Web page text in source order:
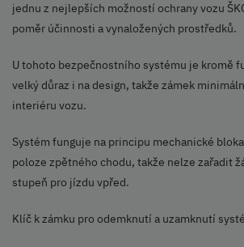
jednu z nejlepších možností ochrany vozu
poměr účinnosti a vynaložených prostředků.
U tohoto bezpečnostního systému je kromě
velký důraz i na design, takže zámek
interiéru vozu.
Systém funguje na principu mechanické
poloze zpětného chodu, takže nelze zařadit
stupeň pro jízdu vpřed.
Klíč k zámku pro odemknutí a uzamknutí